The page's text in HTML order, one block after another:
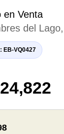
en Venta
del
EB-VQ0427